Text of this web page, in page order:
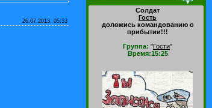
26.07.2013, 05:53
Солдат
Гость
доложись командованию о
прибытии!!!
Группа: "Гости"
Время:15:25